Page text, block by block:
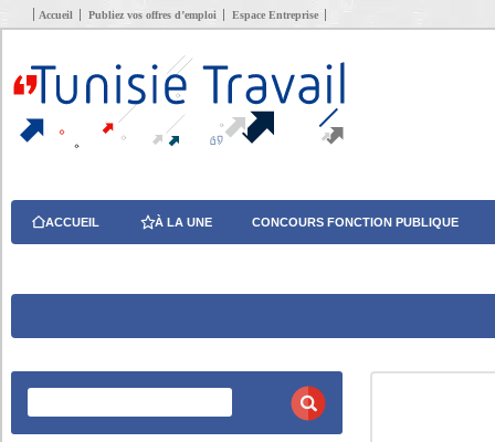
Accueil Publiez vos offres d’emploi Espace Entreprise
ACCUEIL À LA UNE CONCOURS FONCTION PUBLIQUE